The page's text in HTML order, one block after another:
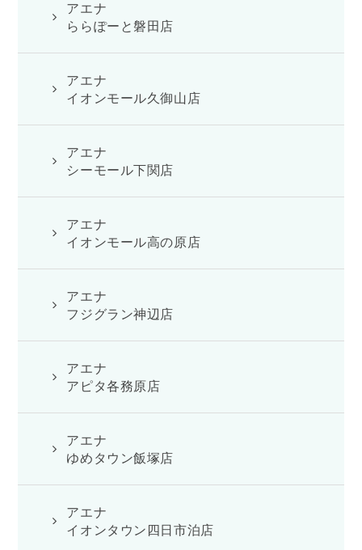
アエナ
ららぽーと磐田店
アエナ
イオンモール久御山店
アエナ
シーモール下関店
アエナ
イオンモール高の原店
アエナ
フジグラン神辺店
アエナ
アピタ各務原店
アエナ
ゆめタウン飯塚店
アエナ
イオンタウン四日市泊店